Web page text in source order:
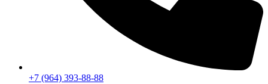
+7 (964) 393-88-88